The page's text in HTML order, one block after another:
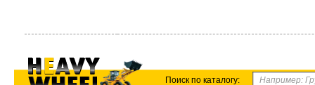
Поиск по каталогу: